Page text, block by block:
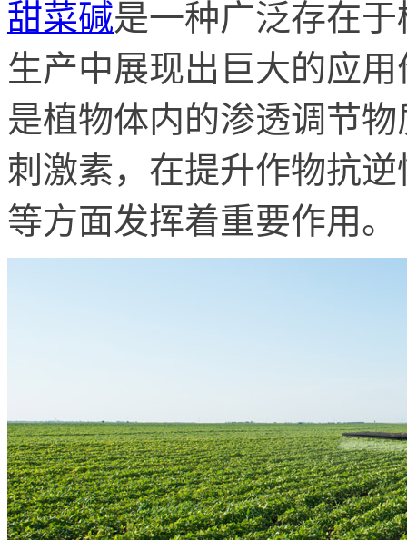
甜菜碱是一种广泛存在
生产中展现出巨大的应
是植物体内的渗透调节
刺激素，在提升作物抗
等方面发挥着重要作用。